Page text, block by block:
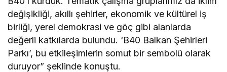
değişikliği, akıllı şehirler, ekonomik ve kültürel iş
birliği, yerel demokrasi ve göç gibi alanlarda
değerli katkılarda bulundu. ‘B40 Balkan Şehirleri
Parkı’, bu etkileşimlerin somut bir sembolü olarak
duruyor” şeklinde konuştu.